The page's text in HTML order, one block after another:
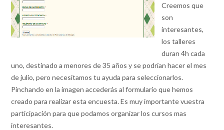
Creemos que
son
interesantes,
los talleres
duran 4h cada
uno, destinado a menores de 35 años y se podrían hacer el mes
de julio, pero necesitamos tu ayuda para seleccionarlos.
Pinchando en la imagen accederás al formulario que hemos
creado para realizar esta encuesta. Es muy importante vuestra
participación para que podamos organizar los cursos mas
interesantes.